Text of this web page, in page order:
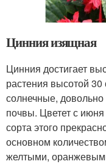
Цинния изящная
Цинния достигает
растения высотой
солнечные,
почвы. Цветет с
сорта этого
основном
желтыми,